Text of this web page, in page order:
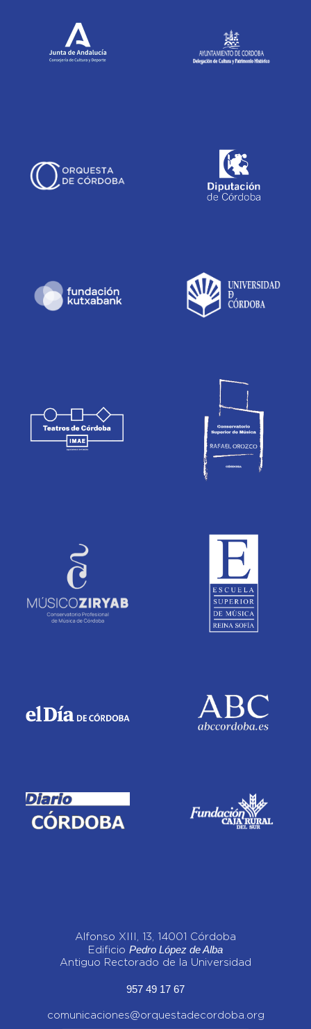
Alfonso XIII, 13, 14001 Córdoba
Edificio Pedro López de Alba
Antiguo Rectorado de la Universidad
957 49 17 67
comunicaciones@orquestadecordoba.org